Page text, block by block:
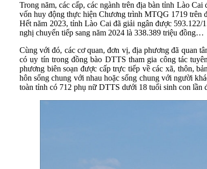
Trong năm, các cấp, các ngành trên địa bàn tỉnh Lào
vốn huy động thực hiện Chương trình MTQG 1719 trên
Hết năm 2023, tỉnh Lào Cai đã giải ngân được
nghị chuyển tiếp sang năm 2024 là 338.389 triệu đồng…
Cùng với đó, các cơ quan, đơn vị, địa phương đã quan
có uy tín trong đồng bào DTTS tham gia công tác
phương biên soạn được cấp trực tiếp về các xã, thôn,
hôn sống chung với nhau hoặc sống chung với người
toàn tỉnh có 712 phụ nữ DTTS dưới 18 tuổi sinh con lần